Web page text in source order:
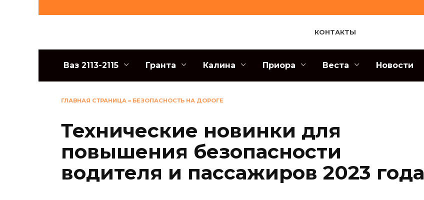
КОНТАКТЫ
Ваз 2113-2115 Гранта Калина Приора Веста Новости
ГЛАВНАЯ СТРАНИЦА » БЕЗОПАСНОСТЬ НА ДОРОГЕ
Технические новинки для
повышения безопасности
водителя и пассажиров 2023 года